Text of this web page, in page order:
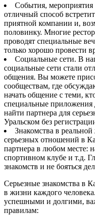
События, мероприятия
отличный способ
приятной компании и,
половинку. Многие
проводят специальные
только хорошо провести
Социальные сети. В
социальные сети стали
общения. Вы можете
сообществам, где
начать общение с теми,
специальные приложения
найти партнера для
Уральском без
Знакомства в
серьезных отношений в
партнера в любом месте:
спортивном клубе и т.д.
знакомств и не бояться
Серьезные знакомства в
в жизни каждого
успешными и долгими,
правилам: